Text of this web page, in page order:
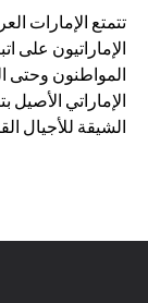
تتمتع الإمارات
الإماراتيون على
المواطنون وحتى
الإماراتي
الشيقة للأجيال